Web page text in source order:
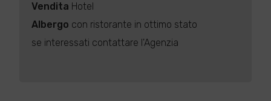
Vendita Hotel
Albergo con ristorante in ottimo stato
se interessati contattare l'Agenzia